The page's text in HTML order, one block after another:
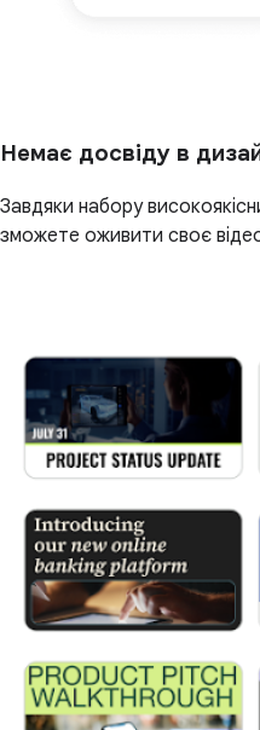
Немає досвіду в
Завдяки набору
зможете оживити своє